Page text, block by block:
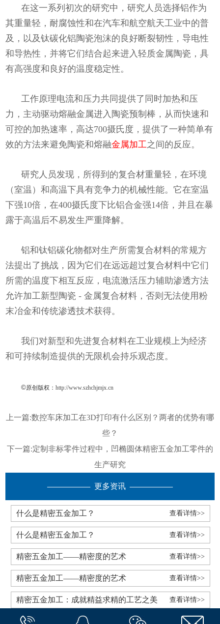
在这一系列初次的研究中，研究人员选择铝作为
其重量轻，耐腐蚀性和在汽车和航空航天工业中的普
及，以及钛碳化铝陶瓷泡沫的良好断裂韧性，导电性
和导热性，并将它们结合起来进入轻质金属陶瓷，具
有高强度和良好的温度稳定性。
工作原理电流和压力共同提供了同时加热和压
力，主动驱动熔融金属进入陶瓷预制棒，从而快速和
可控的加热速率，高达700摄氏度，提供了一种简单有
效的方法来避免陶瓷和熔融金属加工之间的反应。
研究人员发现，所得到的复合材重量轻，在环境
（室温）和高温下具有竞争力的机械性能。它在室温
下强10倍，在400摄氏度下比铝合金强14倍，并且在暴
露于高温后不易发生严重降解。
铝和钛铝碳化物都对生产所需复合材料的常规方
法提出了挑战，因为它们在远远超过复合材料中它们
所需的温度下相互反应，电流激活压力辅助渗透方法
允许加工新型陶瓷 - 金属复合材料，否则无法使用粉
末冶金和传统渗透技术获得。
我们对新型和先进复合材料在工业规模上为经济
和可持续制造提供的无限机会持乐观态度。
©原创版权：http://www.szhchjmjx.cn
上一篇:数控车床加工在3D打印有什么区别？两者的优势有哪
些？
下一篇:定制非标零件过程中，凹椭圆体精密五金加工零件的
生产研究
更多资讯
什么是精密五金加工？ 查看详情>>
什么是精密五金加工？ 查看详情>>
精密五金加工——精密度的艺术 查看详情>>
精密五金加工——精密度的艺术 查看详情>>
精密五金加工：成就精益求精的工艺之美 查看详情>>